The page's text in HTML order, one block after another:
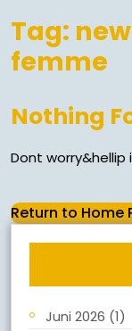
Tag:
femme
Nothing
Dont
Return to Home
Juni 2026 (1)